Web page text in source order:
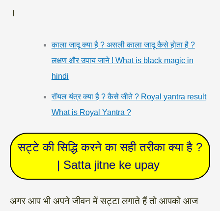
।
काला जादू क्या है ? असली काला जादू कैसे होता है ?
लक्षण और उपाय जाने ! What is black magic in
hindi
रॉयल यंत्र क्या है ? कैसे जीते ? Royal yantra result
What is Royal Yantra ?
सट्टे की सिद्धि करने का सही तरीका क्या है ?
| Satta jitne ke upay
अगर आप भी अपने जीवन में सट्टा लगाते हैं तो आपको आज